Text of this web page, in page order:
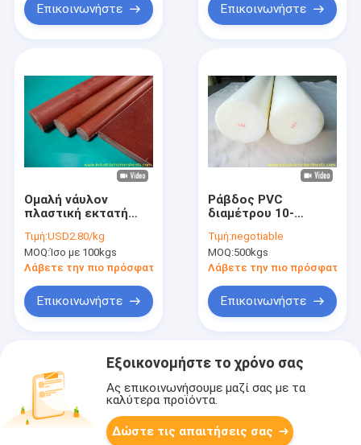
Επικοινωνήστε Επικοινωνήστε
Ομαλή νάυλον
πλαστική εκτατή
διακοπής ράβδων
10KV
Τιμή:USD2.80/kg
MOQ:Ίσο με 100kgs
Λάβετε την πιο πρόσφατη τιμή
Επικοινωνήστε
Ράβδος PVC
διαμέτρου 10-
έλξη 52Mpa,
ανθεκτικότητα σε
οξέα
Τιμή:negotiable
MOQ:500kgs
Λάβετε την πιο πρόσφατη
Επικοινωνήστε
Εξοικονομήστε το χρόνο σας
Ας επικοινωνήσουμε μαζί σας με τα
καλύτερα προϊόντα.
Δώστε τις απαιτήσεις σας